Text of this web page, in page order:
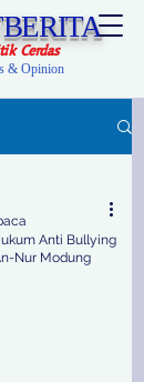
Cerdas
& Opinion
Anti Bullying
Nur Modung